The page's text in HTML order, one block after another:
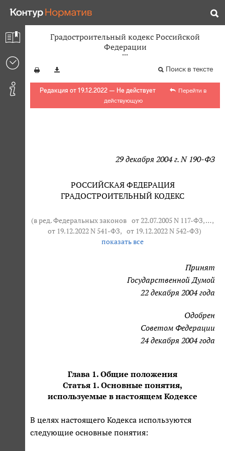
Градостроительный кодекс Российской
Федерации
Поиск в тексте
Редакция от 19.12.2022 — Не действует
Перейти в
действующую
29 декабря 2004 г. N 190-ФЗ
РОССИЙСКАЯ ФЕДЕРАЦИЯ
ГРАДОСТРОИТЕЛЬНЫЙ КОДЕКС
(в ред. Федеральных законов от 22.07.2005 N 117-ФЗ, … ,
от 19.12.2022 N 541-ФЗ, от 19.12.2022 N 542-ФЗ)
показать все
Принят
Государственной Думой
22 декабря 2004 года
Одобрен
Советом Федерации
24 декабря 2004 года
Глава 1. Общие положения
Статья 1. Основные понятия,
используемые в настоящем Кодексе
В целях настоящего Кодекса используются
следующие основные понятия: